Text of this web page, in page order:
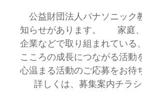
公益財団法人パナソニック
知らせがあります。 家庭、
企業などで取り組まれている
こころの成長につながる活動
心温まる活動のご応募をお待
詳しくは、募集案内チラシ